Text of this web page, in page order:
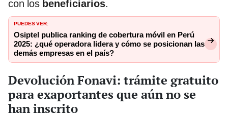
con los beneficiarios.
PUEDES VER:
Osiptel publica ranking de cobertura móvil en Perú
2025: ¿qué operadora lidera y cómo se posicionan las
demás empresas en el país?
Devolución Fonavi: trámite gratuito
para exaportantes que aún no se
han inscrito